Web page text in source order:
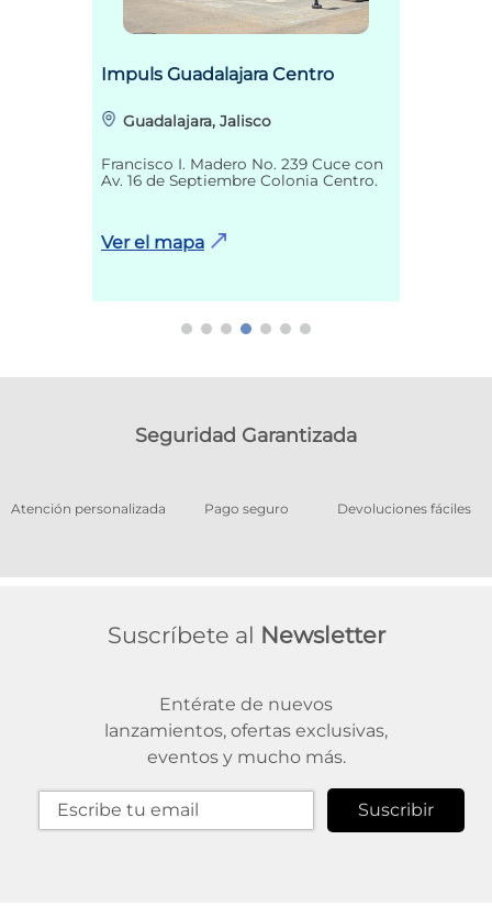
Impuls Guadalajara Centro
Guadalajara, Jalisco
Francisco I. Madero No. 239 Cuce con
Av. 16 de Septiembre Colonia Centro.
Ver el mapa
Seguridad Garantizada
Atención personalizada Pago seguro Devoluciones fáciles
Suscríbete al Newsletter
Entérate de nuevos
lanzamientos, ofertas exclusivas,
eventos y mucho más.
Suscribir